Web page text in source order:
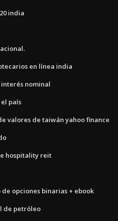
india
en línea india
nominal
país
valores de taiwán yahoo finance
hospitality reit
opciones binarias + ebook
de petróleo